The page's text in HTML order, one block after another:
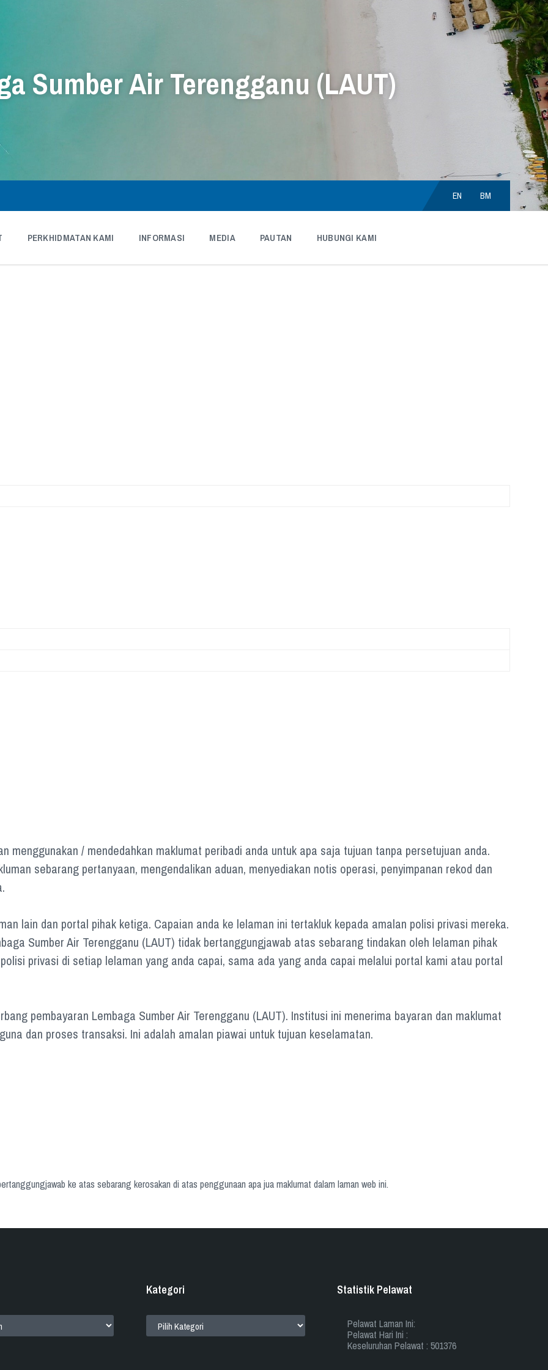
Sumber Air Terengganu (LAUT)
Choose
language:
EN BM
PERKHIDMATAN KAMI INFORMASI MEDIA PAUTAN HUBUNGI KAMI
Air Terengganu (LAUT) tidak terlepas melakukan kesilapan dalam portal ini. Penggunaan anda ke atas Perkhidmatan adalah
jelasnya menafikan semua jaminan dalam apa jua bentuk, sama ada yang dinyatakan atau dilaksanakan. Lembaga Sumber Air
atau lain-lain material yang disediakan.
atau E-mel yang dihantar daripadanya atau yang mewakilinya bebas daripada virus dan komponen yang merosakkan.
sistem komputer, kehilangan data akibat daripada pindah terima sebarang material berkenaan sama ada disebabkan oleh
untuk mencapai rekod, aturcara komputer atau perkhidmatan oleh Lembaga Sumber Air Terengganu (LAUT).
menggunakan / mendedahkan maklumat peribadi anda untuk apa saja tujuan tanpa persetujuan anda.
sebarang pertanyaan, mengendalikan aduan, menyediakan notis operasi, penyimpanan rekod dan
lain dan portal pihak ketiga. Capaian anda ke lelaman ini tertakluk kepada amalan polisi privasi mereka.
Sumber Air Terengganu (LAUT) tidak bertanggungjawab atas sebarang tindakan oleh lelaman pihak
privasi di setiap lelaman yang anda capai, sama ada yang anda capai melalui portal kami atau portal
pembayaran Lembaga Sumber Air Terengganu (LAUT). Institusi ini menerima bayaran dan maklumat
dan proses transaksi. Ini adalah amalan piawai untuk tujuan keselamatan.
ke atas sebarang kerosakan di atas penggunaan apa jua maklumat dalam laman web ini.
Kategori Statistik Pelawat
Pelawat Laman Ini:
Pelawat Hari Ini :
Keseluruhan Pelawat : 501376